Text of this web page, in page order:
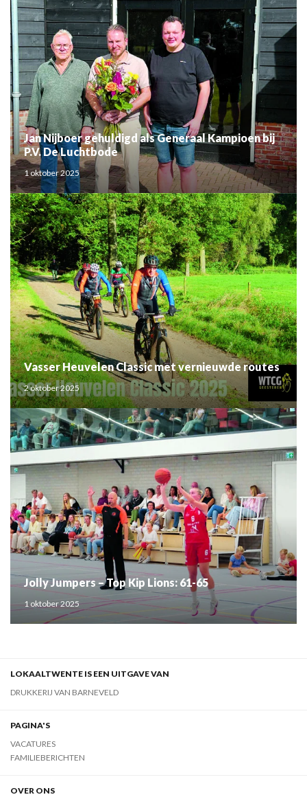
Jan Nijboer gehuldigd als Generaal Kampioen bij
P.V. De Luchtbode
1 oktober 2025
Vasser Heuvelen Classic met vernieuwde routes
2 oktober 2025
Jolly Jumpers – Top Kip Lions: 61-65
1 oktober 2025
LOKAALTWENTE IS EEN UITGAVE VAN
DRUKKERIJ VAN BARNEVELD
PAGINA'S
VACATURES
FAMILIEBERICHTEN
OVER ONS